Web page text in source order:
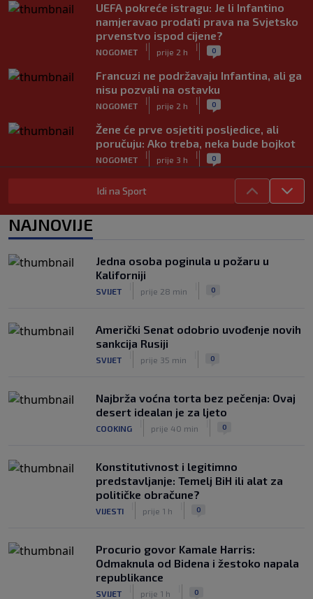
UEFA pokreće istragu: Je li Infantino
namjeravao prodati prava na Svjetsko
prvenstvo ispod cijene?
NOGOMET
|
prije 2 h
| 0
Francuzi ne podržavaju Infantina, ali ga
nisu pozvali na ostavku
NOGOMET
|
prije 2 h
| 0
Žene će prve osjetiti posljedice, ali
poručuju: Ako treba, neka bude bojkot
NOGOMET
|
prije 3 h
| 0
Zvanično: Samed Baždar ima novi klub,
zadužio broj sa velikom "težinom"
NOGOMET prije 5 h
se pitaju gdje je i šta radi (VIDEO)
OSTALI SPORTOVI prije 5 h
Idi na Sport
NAJNOVIJE
Jedna osoba poginula u požaru u
Kaliforniji
SVIJET prije 28 min 0
Američki Senat odobrio uvođenje novih
sankcija Rusiji
SVIJET prije 35 min 0
Najbrža voćna torta bez pečenja: Ovaj
desert idealan je za ljeto
COOKING prije 40 min 0
Konstitutivnost i legitimno
predstavljanje: Temelj BiH ili alat za
političke obračune?
VIJESTI prije 1 h 0
Procurio govor Kamale Harris:
Odmaknula od Bidena i žestoko napala
republikance
SVIJET prije 1 h 0